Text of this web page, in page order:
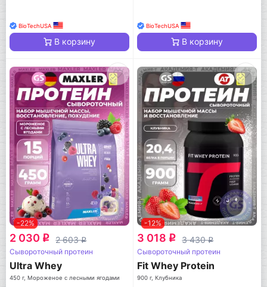
BioTechUSA
В корзину
BioTechUSA
В корзину
-22%
2 030 q 2 603q
Сывороточный протеин
Ultra Whey
450 г, Мороженое с лесными ягодами
-12%
3 018 q 3 430q
Сывороточный протеин
Fit Whey Protein
900 г, Клубника